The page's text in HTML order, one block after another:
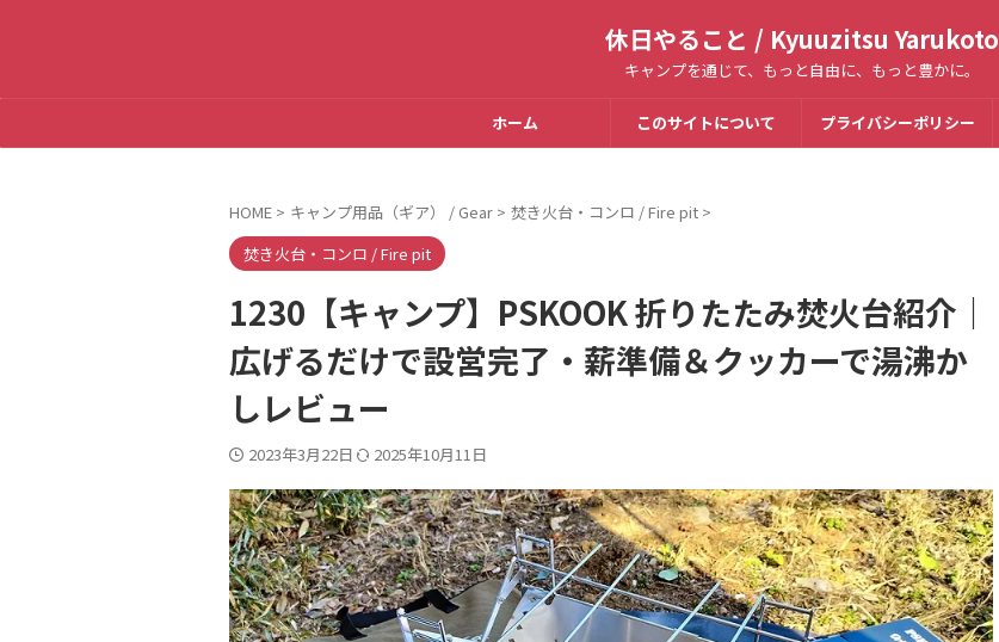
休日やること / Kyuuzitsu Yarukoto
キャンプを通じて、もっと自由に、もっと豊かに。
ホーム このサイトについて プライバシーポリシー
HOME > キャンプ用品（ギア） / Gear > 焚き火台・コンロ / Fire pit >
焚き火台・コンロ / Fire pit
1230【キャンプ】PSKOOK 折りたたみ焚火台紹介｜
広げるだけで設営完了・薪準備＆クッカーで湯沸か
しレビュー
2023年3月22日 2025年10月11日